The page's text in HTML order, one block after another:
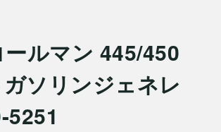
ルマン 445/450
ソリンジェネレ
5251